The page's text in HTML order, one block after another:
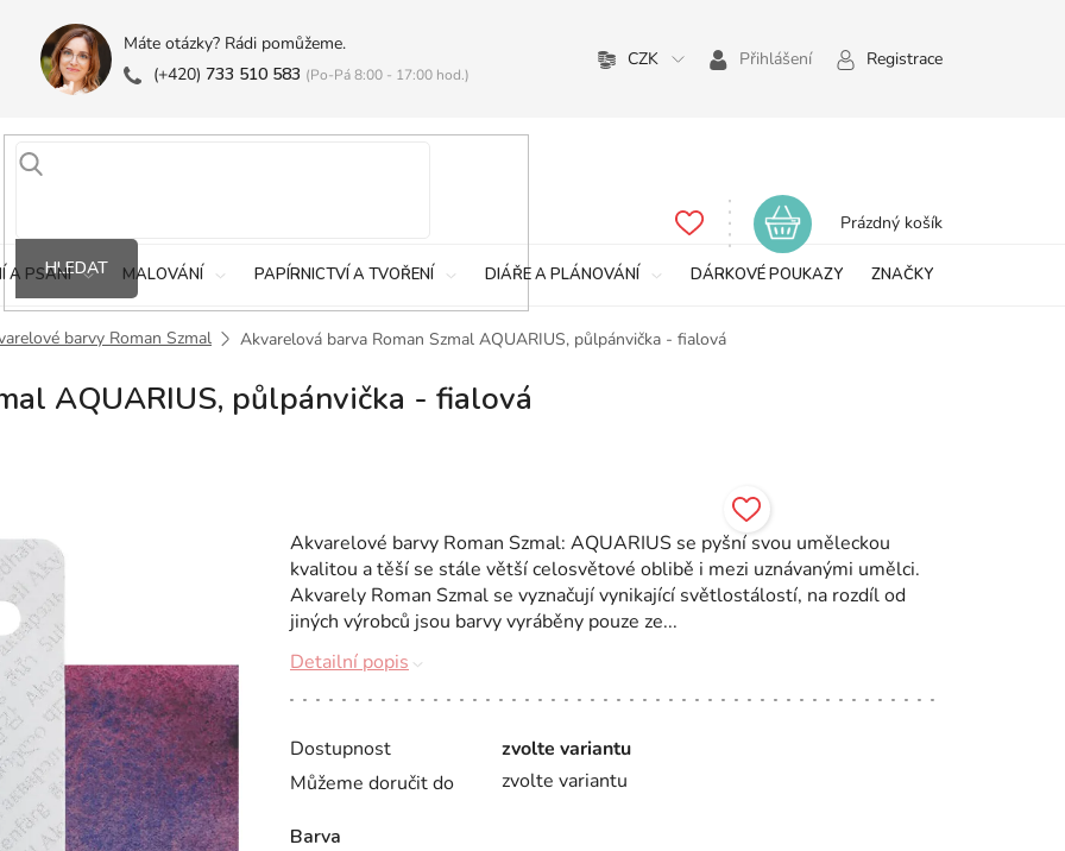
Máte otázky? Rádi pomůžeme.
(+420) 733 510 583 (Po-Pá 8:00 - 17:00 hod.)
CZK Přihlášení Registrace
HLEDAT
Nákupní
Prázdný košík
A PSANÍ MALOVÁNÍ PAPÍRNICTVÍ A TVOŘENÍ DIÁŘE A PLÁNOVÁNÍ DÁRKOVÉ POUKAZY ZNAČKY
barvy Roman Szmal Akvarelová barva Roman Szmal AQUARIUS, půlpánvička - fialová
AQUARIUS, půlpánvička - fialová
Dostupnost
zvolte variantu
Můžeme doručit do
zvolte variantu
Barva
Akvarelové barvy Roman Szmal: AQUARIUS se pyšní svou uměleckou
kvalitou a těší se stále větší celosvětové oblibě i mezi uznávanými umělci.
Akvarely Roman Szmal se vyznačují vynikající světlostálostí, na rozdíl od
jiných výrobců jsou barvy vyráběny pouze ze...
Detailní popis